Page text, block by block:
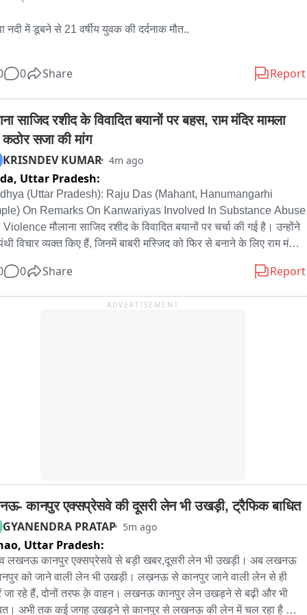
नदी में डूबने से 21 वर्षीय युवक की दर्दनाक मौत..
गहरे पानी में जाने से डूबने की आशंका...
मिलते ही ग्रामीण मौके पर पहुंचे, शुरू किया रेस्क्यू...
मशक्कत के बाद युवक को नदी से बाहर निकाला गया...
के बाद पूरे गांव में मातम, परिजनों का रो-रोकर बुरा हाल...
0 Share Report
साजिद रशीद के विवादित बयानों पर बहस, राम मंदिर मामला
सजा की मांग
KRISNDEV KUMAR 4m ago
Uttar Pradesh:
(Uttar Pradesh): Raju Das (Mahant, Hanumangarhi
On Remarks On Kanwariyas Involved In Substance Abuse
मौलाना साजिद रशीद के विवादित बयानों पर चर्चा की गई है। उन्होंने
विचार व्यक्त किए हैं, जिनमें बाबरी मस्जिद को फिर से बनाने के लिए राम मंदिर
शामिल है। लेखक रशीद की बातों की कड़ी आलोचना करते हुए उन्हें आतंकवादी
और खाल खिंचवाने जैसी कठोर सजा की मांग करते हैं। लेखक चाहते हैं कि भारत
0 Share Report
ADVERTISEMENT
कानपुर एक्सप्रेसवे की दूसरी लेन भी उखड़ी, ट्रैफिक बाधित
GYANENDRA PRATAP 5m ago
Uttar Pradesh:
लखनऊ कानपुर एक्सप्रेसवे से बड़ी खबर,दूसरी लेन भी उखड़ी। अब लखनऊ
को जाने वाली लेन भी उखड़ी। लख़नऊ से कानपुर जाने वाली लेन से ही
जा रहे हैं, दोनों तरफ क़े वाहन। लखनऊ कानपुर लेन उखड़ने से बढ़ी और भी
अभी तक कई जगह उखड़ने से कानपुर से लखनऊ की लेन में चल रहा है